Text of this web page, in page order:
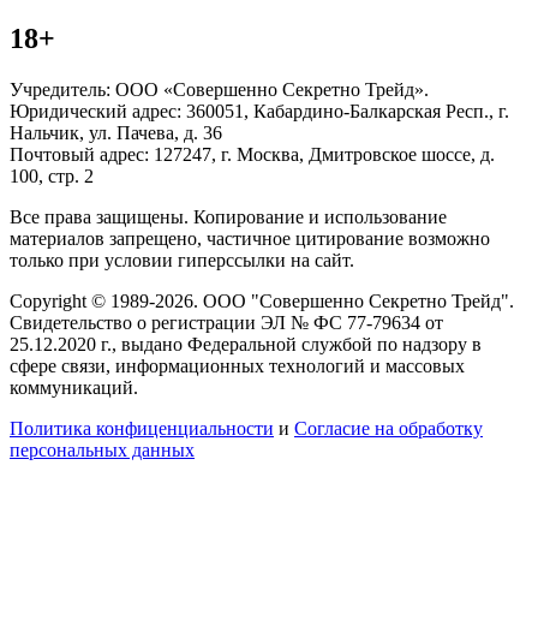
18+
Учредитель: ООО «Совершенно Секретно Трейд».
Юридический адрес: 360051, Кабардино-Балкарская Респ., г.
Нальчик, ул. Пачева, д. 36
Почтовый адрес: 127247, г. Москва, Дмитровское шоссе, д.
100, стр. 2
Все права защищены. Копирование и использование
материалов запрещено, частичное цитирование возможно
только при условии гиперссылки на сайт.
Copyright © 1989-2026. ООО "Совершенно Секретно Трейд".
Свидетельство о регистрации ЭЛ № ФС 77-79634 от
25.12.2020 г., выдано Федеральной службой по надзору в
сфере связи, информационных технологий и массовых
коммуникаций.
Политика конфиценциальности и Согласие на обработку
персональных данных